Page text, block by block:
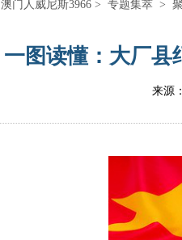
澳门人威尼斯3966 > 专题集萃 >
一图读懂：大厂县
来源